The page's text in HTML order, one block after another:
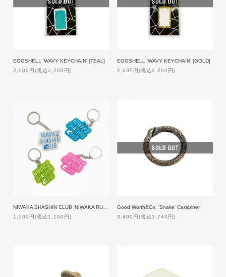
EGGSHELL 'WAVY KEYCHAIN' [TEAL]
2,000円(税込2,200円)
EGGSHELL 'WAVY KEYCHAIN' [GOLD]
2,000円(税込2,200円)
1,000円(税込1,100円)
Good Worth&Co. 'Snake' Carabiner
3,400円(税込3,740円)